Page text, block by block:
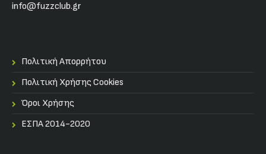
info@fuzzclub.gr
Πολιτική Απορρήτου
Πολιτική Χρήσης Cookies
Όροι Χρήσης
ΕΣΠΑ 2014-2020